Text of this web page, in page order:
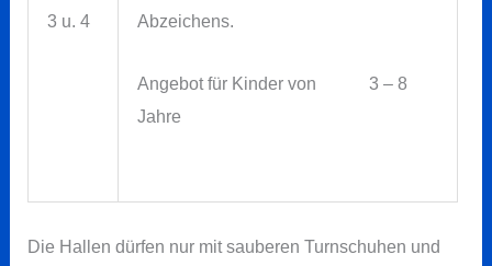
3 u. 4
Abzeichens.
Angebot für Kinder von 3 – 8
Jahre
Die Hallen dürfen nur mit sauberen Turnschuhen und